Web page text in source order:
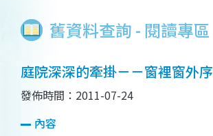
舊資料查詢 - 閱讀專區
庭院深深的牽掛－－窗裡窗外序
發佈時間：2011-07-24
內容